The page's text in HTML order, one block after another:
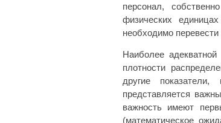
персонал,
физических
необходимо
Наиболее
плотности
другие показатели,
представляется
важность имеют
(математическое